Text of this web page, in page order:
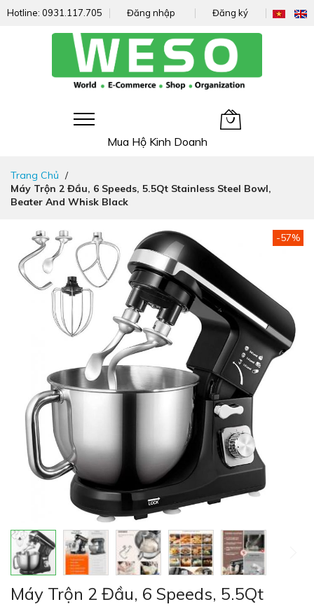
Hotline: 0931.117.705 Đăng nhập Đăng ký
Mua Hộ Kinh Doanh
nhanh
đến
nội
Trang Chủ
Máy Trộn 2 Đầu, 6 Speeds, 5.5Qt Stainless Steel Bowl,
Beater And Whisk Black
Chuyển
đến
phần
đầu
đến
-57%
Máy Trộn 2 Đầu, 6 Speeds, 5.5Qt